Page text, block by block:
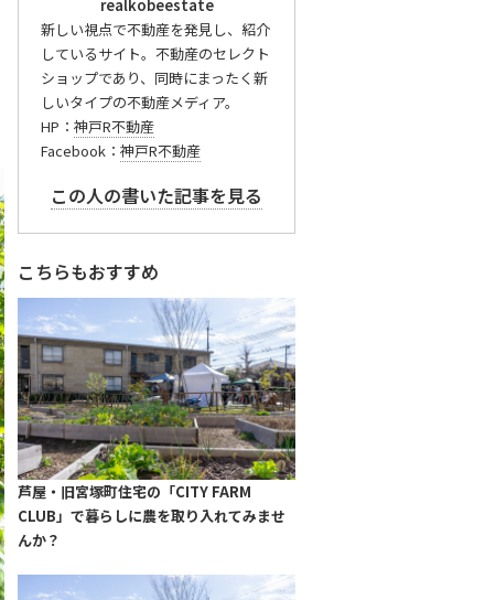
realkobeestate
新しい視点で不動産を発見し、紹介
しているサイト。不動産のセレクト
ショップであり、同時にまったく新
しいタイプの不動産メディア。
HP： 神戸R不動産
Facebook： 神戸R不動産
この人の書いた記事を見る
こちらもおすすめ
芦屋・旧宮塚町住宅の「CITY FARM
CLUB」で暮らしに農を取り入れてみませ
んか？